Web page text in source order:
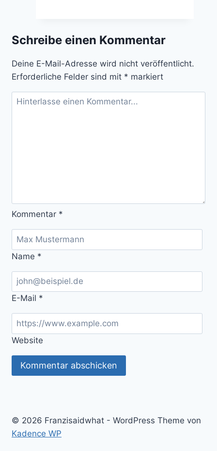
Adventskalender?
Schreibe einen Kommentar
Deine E-Mail-Adresse wird nicht veröffentlicht.
Erforderliche Felder sind mit * markiert
Kommentar *
Name *
E-Mail *
Website
© 2026 Franzisaidwhat - WordPress Theme von
Kadence WP